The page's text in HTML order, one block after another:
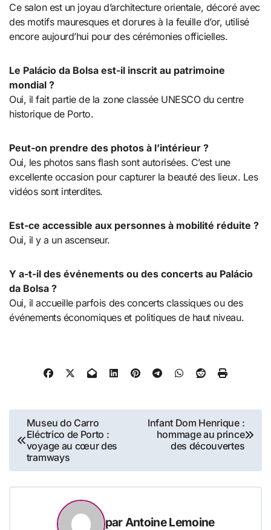
Ce salon est un joyau d’architecture orientale, décoré avec
des motifs mauresques et dorures à la feuille d’or, utilisé
encore aujourd’hui pour des cérémonies officielles.
Le Palácio da Bolsa est-il inscrit au patrimoine
mondial ?
Oui, il fait partie de la zone classée UNESCO du centre
historique de Porto.
Peut-on prendre des photos à l’intérieur ?
Oui, les photos sans flash sont autorisées. C’est une
excellente occasion pour capturer la beauté des lieux. Les
vidéos sont interdites.
Est-ce accessible aux personnes à mobilité réduite ?
Oui, il y a un ascenseur.
Y a-t-il des événements ou des concerts au Palácio
da Bolsa ?
Oui, il accueille parfois des concerts classiques ou des
événements économiques et politiques de haut niveau.
Navigation
de
l’article
Museu do Carro
Eléctrico de Porto :
voyage au cœur des
tramways
Infant Dom Henrique :
hommage au prince
des découvertes
par Antoine Lemoine